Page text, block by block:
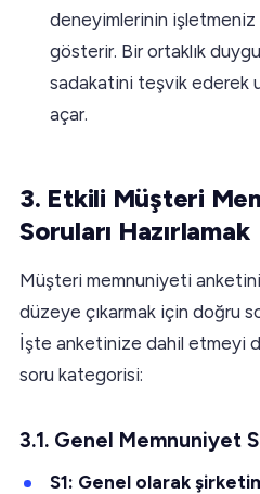
deneyimlerinin
gösterir. Bir ortaklık
sadakatini teşvik ederek
açar.
3. Etkili Müşteri
Soruları Hazırlamak
Müşteri memnuniyeti
düzeye çıkarmak için doğru
İşte anketinize dahil etmeyi
soru kategorisi:
3.1. Genel Memnuniyet
S1: Genel olarak